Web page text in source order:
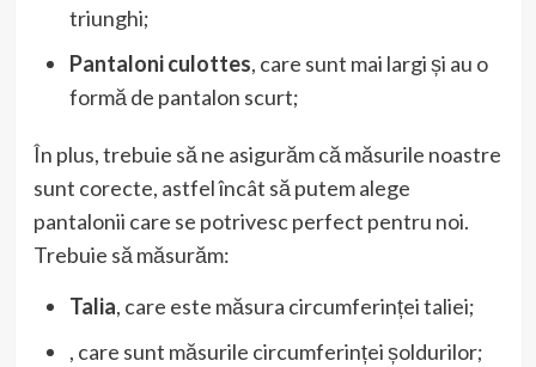
triunghi;
Pantaloni culottes, care sunt mai largi și au o
formă de pantalon scurt;
În plus, trebuie să ne asigurăm că măsurile noastre
sunt corecte, astfel încât să putem alege
pantalonii care se potrivesc perfect pentru noi.
Trebuie să măsurăm:
Talia, care este măsura circumferinței taliei;
, care sunt măsurile circumferinței șoldurilor;